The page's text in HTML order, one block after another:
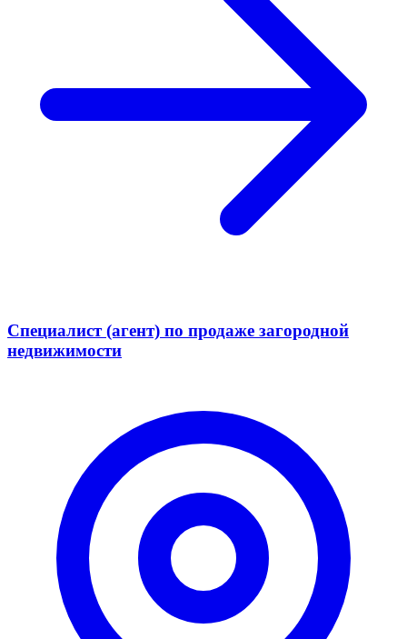
Специалист (агент) по продаже загородной
недвижимости